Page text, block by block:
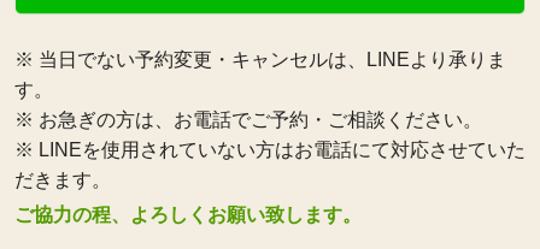
※ 当日でない予約変更・キャンセルは、LINEより承りま
す。
※ お急ぎの方は、お電話でご予約・ご相談ください。
※ LINEを使用されていない方はお電話にて対応させていた
だきます。
ご協力の程、よろしくお願い致します。